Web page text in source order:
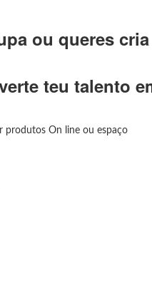
ou queres
teu talento
produtos On line ou espaço